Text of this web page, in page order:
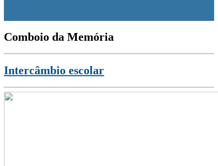
Comboio da Memória
Intercâmbio escolar